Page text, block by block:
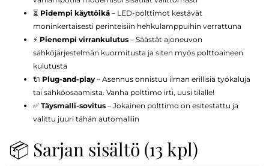
⏳ Pidempi käyttöikä – LED-polttimot kestävät
moninkertaisesti perinteisiin hehkulamppuihin verrattuna
⚡ Pienempi virrankulutus – Säästät ajoneuvon
sähköjärjestelmän kuormitusta ja siten myös polttoaineen
kulutusta
🔌 Plug-and-play – Asennus onnistuu ilman erillisiä työkaluja
tai sähköosaamista. Vanha polttimo irti, uusi tilalle!
✅ Täysmalli-sovitus – Jokainen polttimo on esitestattu ja
valittu juuri tähän automalliin
📦 Sarjan sisältö (13 kpl)